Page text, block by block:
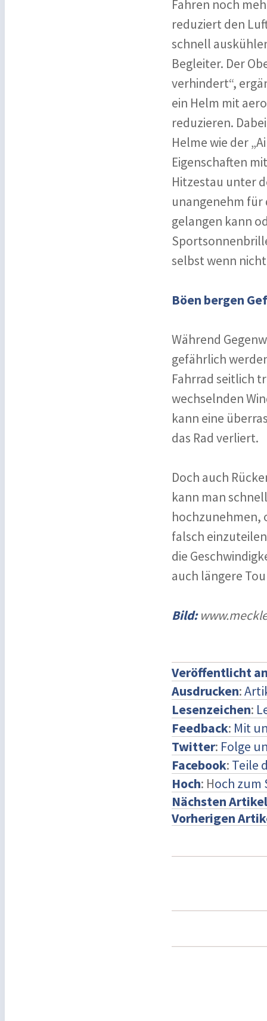
Fahren noch
reduziert den
schnell
Begleiter. Der
verhindert“,
ein Helm mit
reduzieren.
Helme wie der
Eigenschaften
Hitzestau unter
unangenehm für
gelangen kann
selbst wenn
Böen bergen
Während
gefährlich
Fahrrad seitlich
wechselnden
kann eine
das Rad verliert.
Doch auch
kann man
hochzunehmen,
falsch
die
auch längere
Bild:
Veröffentlicht
Ausdrucken:
Lesenzeichen:
Feedback: Mit
Twitter: Folge
Facebook: Teile
Hoch: Hoch zum
Nächsten Artikel
Vorherigen